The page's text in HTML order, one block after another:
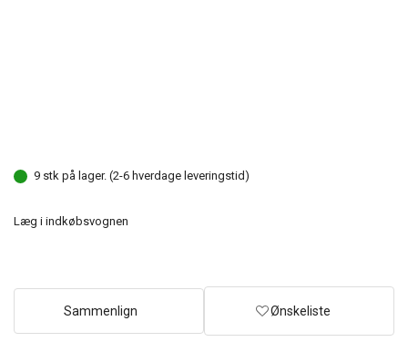
9 stk på lager. (2-6 hverdage leveringstid)
Læg i indkøbsvognen
Sammenlign Ønskeliste